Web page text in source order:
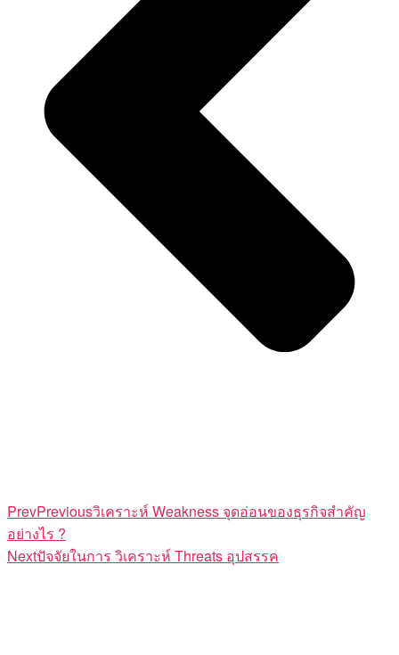
PrevPreviousวิเคราะห์ Weakness จุดอ่อนของธุรกิจสำคัญ
อย่างไร ?
Nextปัจจัยในการ วิเคราะห์ Threats อุปสรรค